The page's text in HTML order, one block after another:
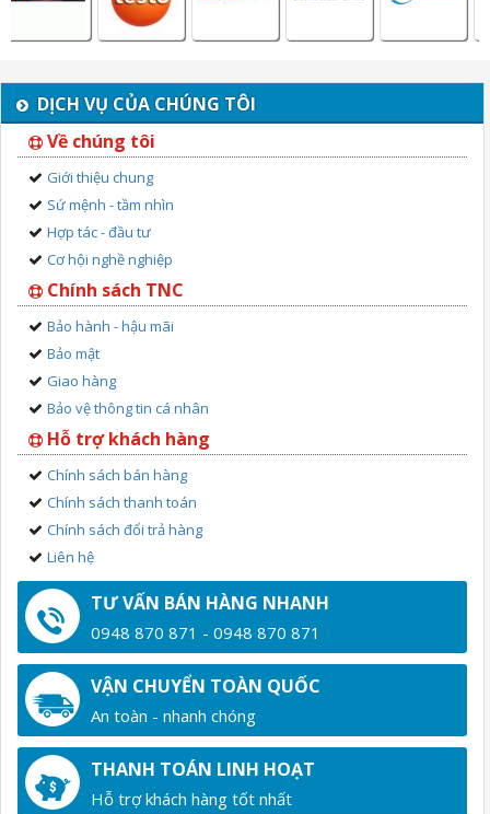
DỊCH VỤ CỦA CHÚNG TÔI
Về chúng tôi
Giới thiệu chung
Sứ mệnh - tầm nhìn
Hợp tác - đầu tư
Cơ hội nghề nghiệp
Chính sách TNC
Bảo hành - hậu mãi
Bảo mật
Giao hàng
Bảo vệ thông tin cá nhân
Hỗ trợ khách hàng
Chính sách bán hàng
Chính sách thanh toán
Chính sách đổi trả hàng
Liên hệ
TƯ VẤN BÁN HÀNG NHANH
0948 870 871 - 0948 870 871
VẬN CHUYỂN TOÀN QUỐC
An toàn - nhanh chóng
THANH TOÁN LINH HOẠT
Hỗ trợ khách hàng tốt nhất